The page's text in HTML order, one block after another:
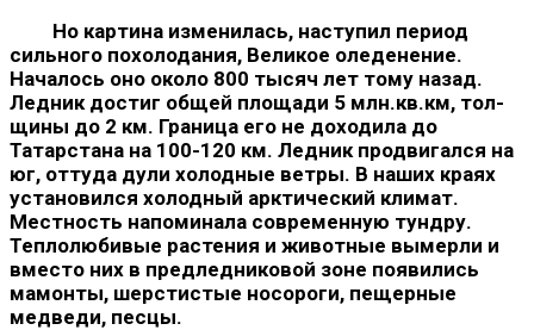
Но картина изменилась, наступил период
сильного похолода­ния, Великое оледенение.
Началось оно около 800 тысяч лет тому назад.
Ледник достиг общей площади 5 млн.кв.км, тол­
щины до 2 км. Граница его не доходила до
Татарстана на 100-120 км. Ледник продвигался на
юг, оттуда дули холодные ветры. В наших краях
установился холодный арктический климат.
Мест­ность напоминала современную тундру.
Теплолюбивые растения и животные вымерли и
вместо них в предледниковой зоне появи­лись
мамонты, шерстистые носороги, пещерные
медведи, песцы.